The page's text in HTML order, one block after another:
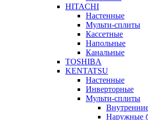
HITACHI
Настенные
Мульти-сплиты
Кассетные
Напольные
Канальные
TOSHIBA
KENTATSU
Настенные
Инверторные
Мульти-сплиты
Наружные